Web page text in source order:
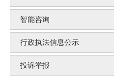
智能咨询
行政执法信息公示
投诉举报